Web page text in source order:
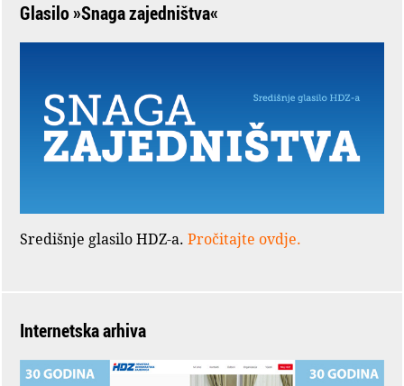
Glasilo »Snaga zajedništva«
Središnje glasilo HDZ-a. Pročitajte ovdje.
Internetska arhiva